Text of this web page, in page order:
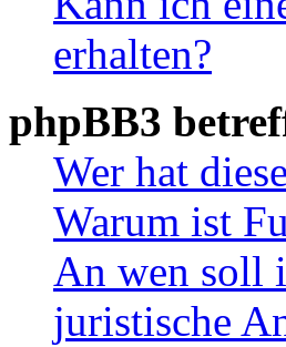
erhalten?
phpBB3
Wer hat
Warum ist
An wen soll
juristische